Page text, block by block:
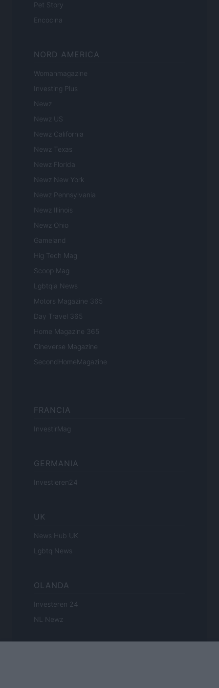
Pet Story
Encocina
NORD AMERICA
Womanmagazine
Investing Plus
Newz
Newz US
Newz California
Newz Texas
Newz Florida
Newz New York
Newz Pennsylvania
Newz Illinois
Newz Ohio
Gameland
Hig Tech Mag
Scoop Mag
Lgbtqia News
Motors Magazine 365
Day Travel 365
Home Magazine 365
Cineverse Magazine
SecondHomeMagazine
FRANCIA
InvestirMag
GERMANIA
Investieren24
UK
News Hub UK
Lgbtq News
OLANDA
Investeren 24
NL Newz